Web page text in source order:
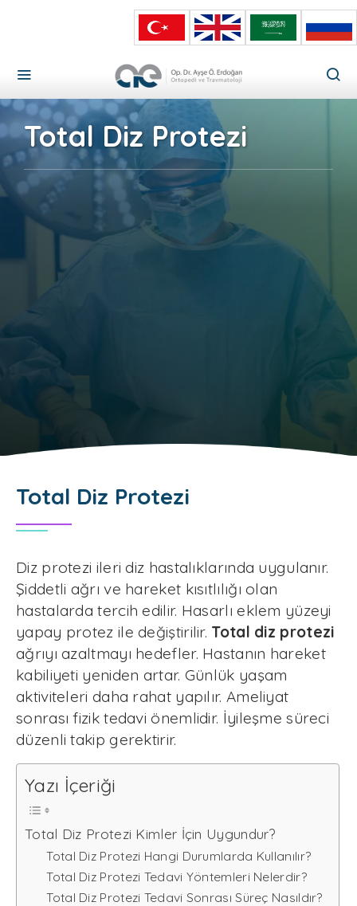
Total Diz Protezi
Total Diz Protezi
Diz protezi ileri diz hastalıklarında uygulanır.
Şiddetli ağrı ve hareket kısıtlılığı olan
hastalarda tercih edilir. Hasarlı eklem yüzeyi
yapay protez ile değiştirilir. Total diz protezi
ağrıyı azaltmayı hedefler. Hastanın hareket
kabiliyeti yeniden artar. Günlük yaşam
aktiviteleri daha rahat yapılır. Ameliyat
sonrası fizik tedavi önemlidir. İyileşme süreci
düzenli takip gerektirir.
Yazı İçeriği
Total Diz Protezi Kimler İçin Uygundur?
Total Diz Protezi Hangi Durumlarda Kullanılır?
Total Diz Protezi Tedavi Yöntemleri Nelerdir?
Total Diz Protezi Tedavi Sonrası Süreç Nasıldır?